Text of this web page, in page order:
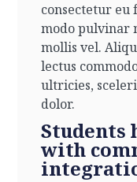
consectetur eu
modo pulvinar
mollis vel.
lectus
ultricies,
dolor.
Students
with